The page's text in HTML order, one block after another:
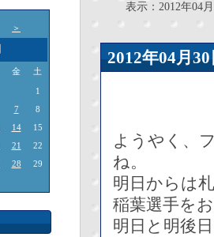
＞
金 土
1
7
8
14
15
21
22
28
29
表示：2012年04月
2012年04
ようやく、
ね。
明日からは
稲葉選手を
明日と明後